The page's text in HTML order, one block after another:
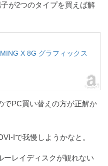
が2つのタイプを買えば解
X 8G グラフィックス
でPC買い替えの方が正解か
Iで我慢しようかなと。
ーレイディスクが観れない